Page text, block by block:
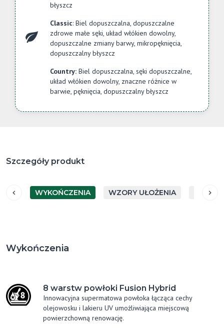
błyszcz
Classic: Biel dopuszczalna, dopuszczalne
zdrowe małe sęki, układ włókien dowolny,
dopuszczalne zmiany barwy, mikropęknięcia,
dopuszczalny błyszcz
Country: Biel dopuszczalna, sęki dopuszczalne,
układ włókien dowolny, znaczne różnice w
barwie, pęknięcia, dopuszczalny błyszcz
Szczegóły produkt
WYKOŃCZENIA WZORY UŁOŻENIA
Wykończenia
8 warstw powłoki Fusion Hybrid
Innowacyjna supermatowa powłoka łącząca cechy
olejowosku i lakieru UV umożliwiająca miejscową
powierzchowną renowację.